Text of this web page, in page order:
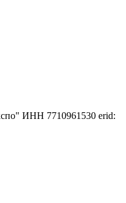
ИНН 7710961530 erid: